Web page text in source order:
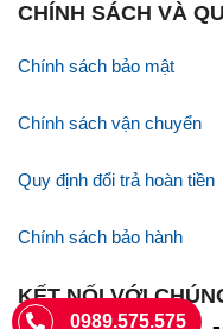
CHÍNH SÁCH VÀ
Chính sách bảo mật
Chính sách vận chuyển
Quy định đổi trả hoàn tiền
Chính sách bảo hành
KẾT NỐI VỚI
0989.575.575